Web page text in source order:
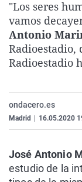
"Los seres
vamos
Antonio
Radioestadio,
Radioestadio
ondacero.es
Madrid 16.05.2020
José Antonio
estudio de la